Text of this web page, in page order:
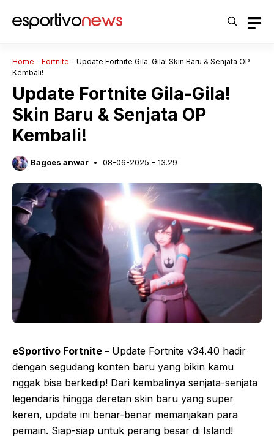
Home - Fortnite - Update Fortnite Gila-Gila! Skin Baru & Senjata OP
Kembali!
Update Fortnite Gila-Gila!
Skin Baru & Senjata OP
Kembali!
Bagoes anwar 08-06-2025 - 13.29
eSportivo Fortnite – Update Fortnite v34.40 hadir
dengan segudang konten baru yang bikin kamu
nggak bisa berkedip! Dari kembalinya senjata-senjata
legendaris hingga deretan skin baru yang super
keren, update ini benar-benar memanjakan para
pemain. Siap-siap untuk perang besar di Island!